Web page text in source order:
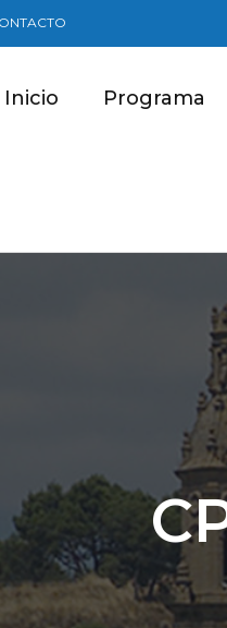
Inicio Programa